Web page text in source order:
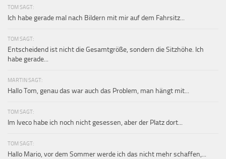
TOM SAGT:
Ich habe gerade mal nach Bildern mit mir auf dem Fahrsitz...
TOM SAGT:
Entscheidend ist nicht die Gesamtgröße, sondern die Sitzhöhe. Ich
habe gerade...
MARTIN SAGT:
Hallo Tom, genau das war auch das Problem, man hängt mit...
TOM SAGT:
Im Iveco habe ich noch nicht gesessen, aber der Platz dort...
TOM SAGT:
Hallo Mario, vor dem Sommer werde ich das nicht mehr schaffen,...